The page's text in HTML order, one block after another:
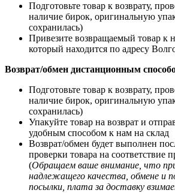
Подготовьте товар к возврату,
наличие бирок, оригинальную
сохранилась)
Привезите возвращаемый товар к
который находится по адресу
Возврат/обмен дистанционным
Подготовьте товар к возврату,
наличие бирок, оригинальную
сохранилась)
Упакуйте товар на возврат и
удобным способом к нам на склад
Возврат/обмен будет выполнен
проверки товара на соответствие
(Обращаем ваше внимание, что
надлежащего качества, обмене и
посылки, плата за доставку